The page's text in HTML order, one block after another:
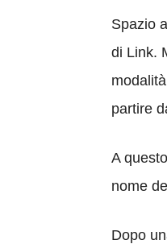
Spazio
di Link.
partire
A
nome
Dopo